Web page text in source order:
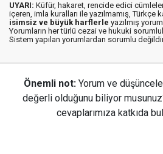
UYARI: Küfür, hakaret, rencide edici
içeren, imla kuralları ile yazılmamış, Türkçe
isimsiz ve büyük harflerle yazılmış
Yorumların her türlü cezai ve hukuki
Sistem yapılan yorumlardan sorumlu
Önemli not: Yorum ve
değerli olduğunu biliyor
cevaplarımıza katkıda